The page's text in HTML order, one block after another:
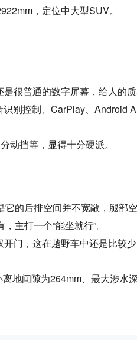
，定位中大型SUV。
很普通的数字屏幕，给人的
别控制、CarPlay、Android
动挡等，显得十分硬派。
的后排空间并不宽敞，腿部
主打一个“能坐就行”。
门，这在越野车中还是比较少
地间隙为264mm、最大涉水